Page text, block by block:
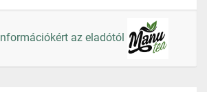
az eladótól